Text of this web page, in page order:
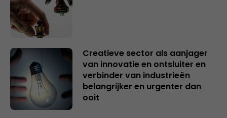
Creatieve sector als aanjager
van innovatie en ontsluiter en
verbinder van industrieën
belangrijker en urgenter dan
ooit